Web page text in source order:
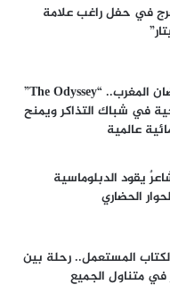
ألف متفرج في حفل راغب علامة
بعد تصويره بين أحضان المغرب.. “The Odyssey”
في شباك التذاكر ويمنح
عالمية
يقود الدبلوماسية
الحضاري
لمعرض الكتاب المستعمل.. رحلة بين
في متناول الجميع